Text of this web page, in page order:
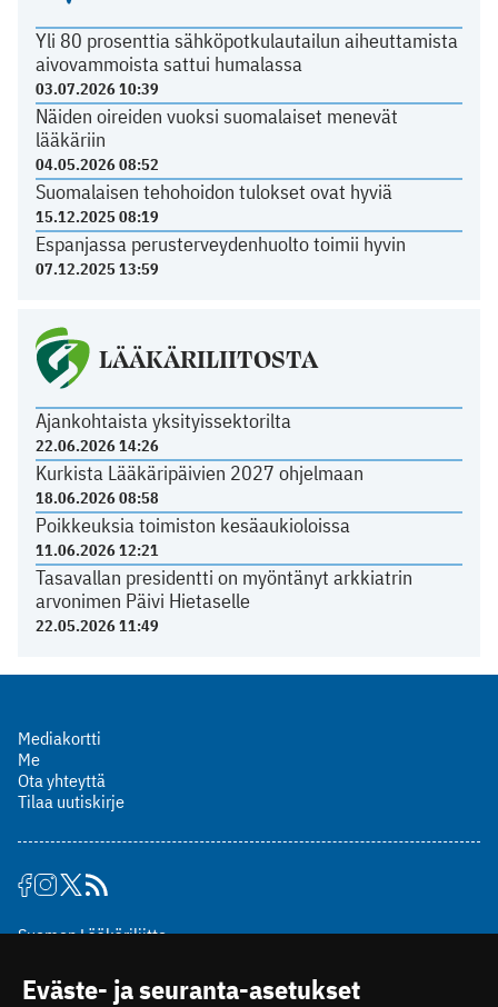
Yli 80 prosenttia sähköpotkulautailun aiheuttamista
aivovammoista sattui humalassa
03.07.2026 10:39
Näiden oireiden vuoksi suomalaiset menevät
lääkäriin
04.05.2026 08:52
Suomalaisen tehohoidon tulokset ovat hyviä
15.12.2025 08:19
Espanjassa perusterveydenhuolto toimii hyvin
07.12.2025 13:59
LÄÄKÄRILIITOSTA
Ajankohtaista yksityissektorilta
22.06.2026 14:26
Kurkista Lääkäripäivien 2027 ohjelmaan
18.06.2026 08:58
Poikkeuksia toimiston kesäaukioloissa
11.06.2026 12:21
Tasavallan presidentti on myöntänyt arkkiatrin
arvonimen Päivi Hietaselle
22.05.2026 11:49
Mediakortti
Me
Ota yhteyttä
Tilaa uutiskirje
Suomen Lääkäriliitto
00510 Helsinki
Eväste- ja seuranta-asetukset